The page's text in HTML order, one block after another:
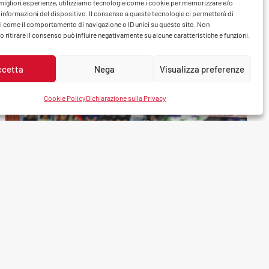
esperienze, utilizziamo tecnologie come i cookie per memorizzare e/o
del dispositivo. Il consenso a queste tecnologie ci permetterà di
come il comportamento di navigazione o ID unici su questo sito. Non
ritirare il consenso può influire negativamente su alcune caratteristiche e funzioni.
Nega Visualizza preferenze
Cookie PolicyDichiarazione sulla Privacy
https://www.youtube.com/watch?
v=_VQRQUKNEgs Il tabellino Cucine Lube
Civitanova – Gas Sales Bluenergy Volley Piac…